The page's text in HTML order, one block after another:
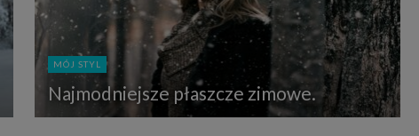
MÓJ STYL
Najmodniejsze płaszcze zimowe.